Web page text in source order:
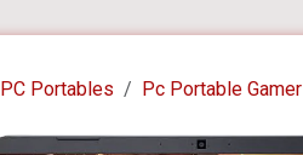
PC Portables Pc Portable Gamer